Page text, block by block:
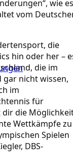
wie es
vom
die
hin oder her –
die im
nicht wissen,
im
für
die
Wettkämpfe zu
Spielen
DBS-